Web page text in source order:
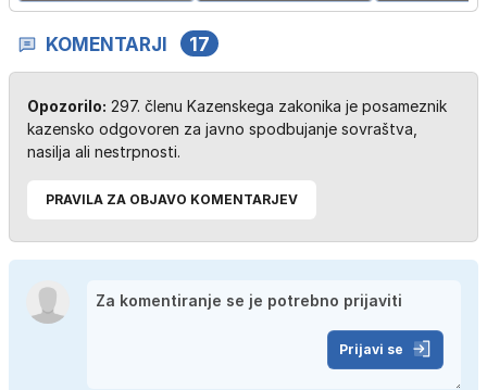
KOMENTARJI 17
Opozorilo: 297. členu Kazenskega zakonika je posameznik
kazensko odgovoren za javno spodbujanje sovraštva,
nasilja ali nestrpnosti.
PRAVILA ZA OBJAVO KOMENTARJEV
Prijavi se